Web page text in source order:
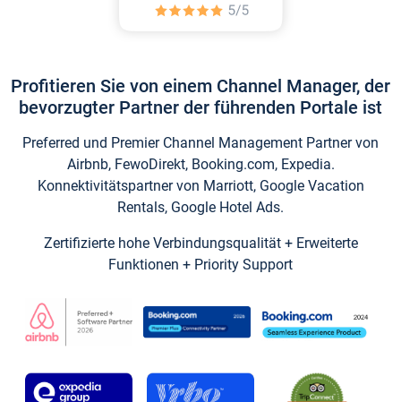
Profitieren Sie von einem Channel Manager, der
bevorzugter Partner der führenden Portale ist
Preferred und Premier Channel Management Partner von
Airbnb, FewoDirekt, Booking.com, Expedia.
Konnektivitätspartner von Marriott, Google Vacation
Rentals, Google Hotel Ads.
Zertifizierte hohe Verbindungsqualität + Erweiterte
Funktionen + Priority Support